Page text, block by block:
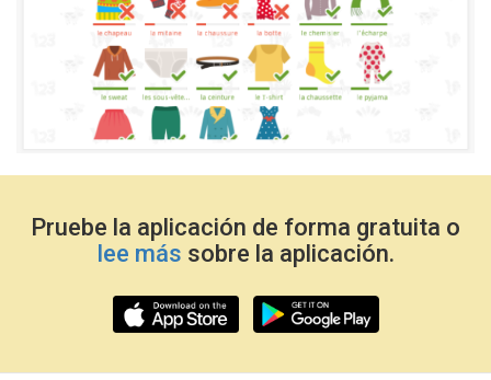
Pruebe la aplicación de forma gratuita o
lee más sobre la aplicación.